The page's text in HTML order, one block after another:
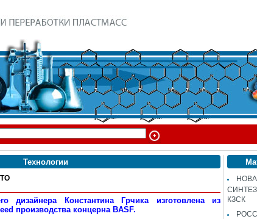
Технологии
дизайнера Константина Грчика изготовлена из
производства концерна BASF.
КЗСК